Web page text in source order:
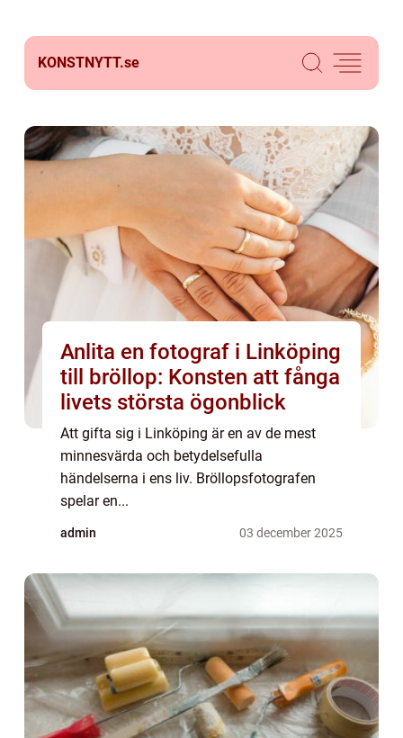
KONSTNYTT.se
Anlita en fotograf i Linköping
till bröllop: Konsten att fånga
livets största ögonblick
Att gifta sig i Linköping är en av de mest
minnesvärda och betydelsefulla
händelserna i ens liv. Bröllopsfotografen
spelar en...
admin 03 december 2025